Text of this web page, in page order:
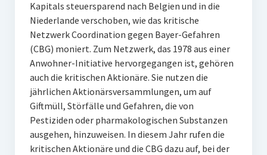
Kapitals steuersparend nach Belgien und in die
Niederlande verschoben, wie das kritische
Netzwerk Coordination gegen Bayer-Gefahren
(CBG) moniert. Zum Netzwerk, das 1978 aus einer
Anwohner-Initiative hervorgegangen ist, gehören
auch die kritischen Aktionäre. Sie nutzen die
jährlichen Aktionärsversammlungen, um auf
Giftmüll, Störfälle und Gefahren, die von
Pestiziden oder pharmakologischen Substanzen
ausgehen, hinzuweisen. In diesem Jahr rufen die
kritischen Aktionäre und die CBG dazu auf, bei der